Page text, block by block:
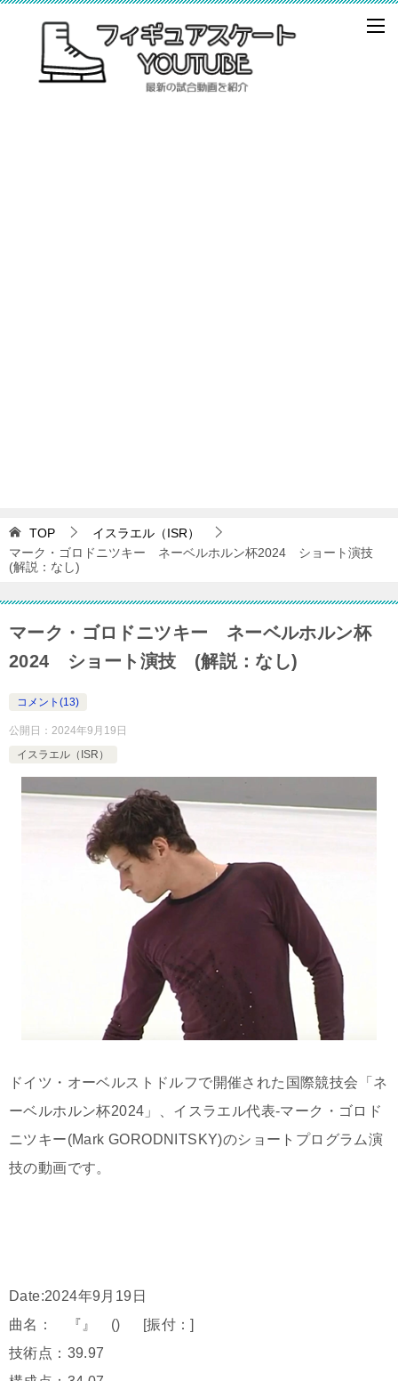
TOP
イスラエル（ISR）
マーク・ゴロドニツキー ネーベルホルン杯2024 ショート演技
(解説：なし)
マーク・ゴロドニツキー ネーベルホルン杯
2024 ショート演技 (解説：なし)
コメント(13)
公開日： 2024年9月19日
イスラエル（ISR）
ドイツ・オーベルストドルフで開催された国際競技会「ネ
ーベルホルン杯2024」、イスラエル代表-マーク・ゴロド
ニツキー(Mark GORODNITSKY)のショートプログラム演
技の動画です。
Date:2024年9月19日
曲名： 『』 () [振付：]
技術点：39.97